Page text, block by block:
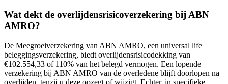
Wat dekt de overlijdensrisicoverzekering bij ABN
AMRO?
De Meegroeiverzekering van ABN AMRO, een universal life
beleggingsverzekering, biedt overlijdensrisicodekking van
€102.554,33 of 110% van het belegd vermogen. Een lopende
verzekering bij ABN AMRO van de overledene blijft doorlopen na